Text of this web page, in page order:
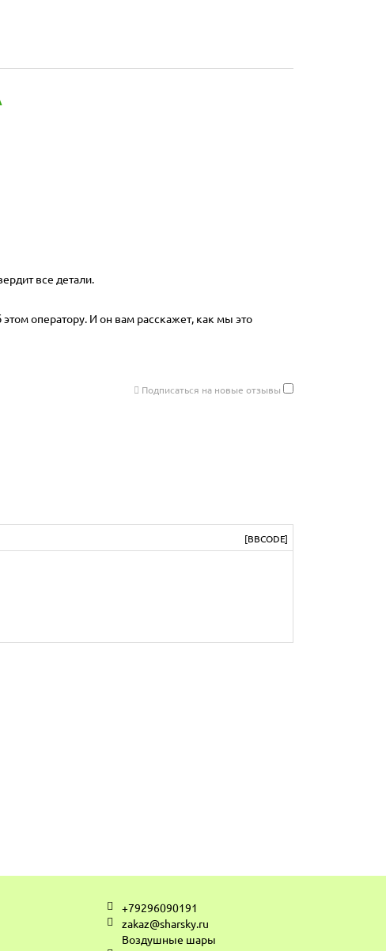
все детали.
оператору. И он вам расскажет, как мы это
Подписаться на новые отзывы
[BBCODE]
+79296090191
zakaz@sharsky.ru
Воздушные шары